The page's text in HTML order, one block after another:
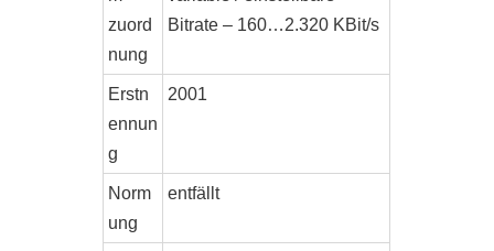
zuord
nung
Bitrate – 160…2.320 KBit/s
Erstn
ennun
g
2001
Norm
ung
entfällt